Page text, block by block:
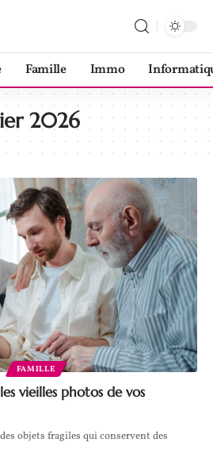
Famille Immo
2026
FAMILLE
vieilles photos de vos
objets fragiles qui conservent des